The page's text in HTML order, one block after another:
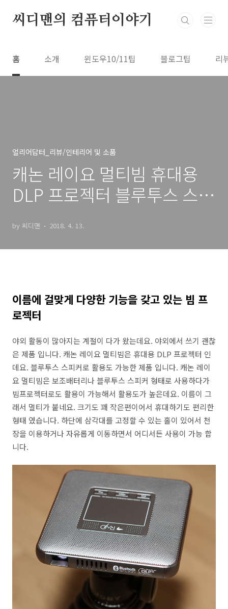
씨디맨의 컴퓨터이야기
홈 소개 윈도우10/11팁 블로그팁 리
얼리어답터_리뷰/인테리어 및 소품
캐논 레이요 멀티빔 휴대용
DLP 프로젝터 블루투스 스피
by 씨디맨 2018. 4. 13.
이름에 걸맞게 다양한 기능을 갖고 있는 빔 프
로젝터
야외 활동이 많아지는 계절이 다가 왔는데요. 야외에서 쓰기 괜찮
은 제품 입니다. 캐논 레이요 멀티빔은 휴대용 DLP 프로젝터 인
데요. 블루투스 스피커로 활용도 가능한 제품 입니다. 캐논 레이
요 멀티빔은 보조배터리나 블루투스 스피커 형태로 사용하다가
빔프로젝터로도 활용이 가능해서 활용도가 높은데요. 이름이 그
래서 멀티가 붙네요. 크기도 꽤 작은편이어서 휴대하기도 편리한
형태 였습니다. 하단에 삼각대를 고정할 수 있는 홀이 있어서 천
장을 이용하거나 자유롭게 이동하면서 어디서든 사용이 가능 합
니다.